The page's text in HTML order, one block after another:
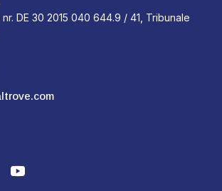
DE 30 2015 040 644.9 / 41, Tribunale